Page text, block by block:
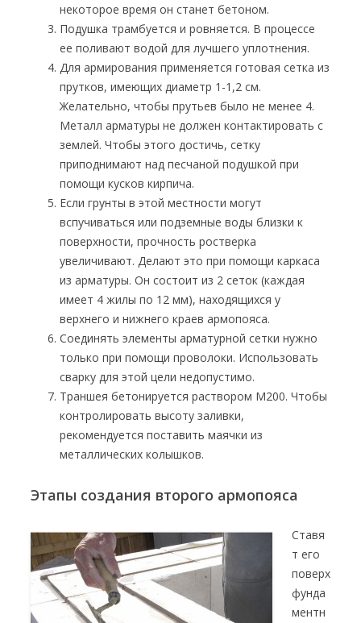
некоторое время он станет бетоном.
Подушка трамбуется и ровняется. В процессе
ее поливают водой для лучшего уплотнения.
Для армирования применяется готовая сетка из
прутков, имеющих диаметр 1-1,2 см.
Желательно, чтобы прутьев было не менее 4.
Металл арматуры не должен контактировать с
землей. Чтобы этого достичь, сетку
приподнимают над песчаной подушкой при
помощи кусков кирпича.
Если грунты в этой местности могут
вспучиваться или подземные воды близки к
поверхности, прочность ростверка
увеличивают. Делают это при помощи каркаса
из арматуры. Он состоит из 2 сеток (каждая
имеет 4 жилы по 12 мм), находящихся у
верхнего и нижнего краев армопояса.
Соединять элементы арматурной сетки нужно
только при помощи проволоки. Использовать
сварку для этой цели недопустимо.
Траншея бетонируется раствором М200. Чтобы
контролировать высоту заливки,
рекомендуется поставить маячки из
металлических колышков.
Этапы создания второго армопояса
Ставя
т его
поверх
фунда
ментн